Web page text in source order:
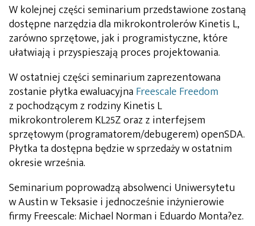
W kolejnej części seminarium przedstawione zostaną
dostępne narzędzia dla mikrokontrolerów Kinetis L,
zarówno sprzętowe, jak i programistyczne, które
ułatwiają i przyspieszają proces projektowania.
W ostatniej części seminarium zaprezentowana
zostanie płytka ewaluacyjna Freescale Freedom
z pochodzącym z rodziny Kinetis L
mikrokontrolerem KL25Z oraz z interfejsem
sprzętowym (programatorem/debugerem) openSDA.
Płytka ta dostępna będzie w sprzedaży w ostatnim
okresie września.
Seminarium poprowadzą absolwenci Uniwersytetu
w Austin w Teksasie i jednocześnie inżynierowie
firmy Freescale: Michael Norman i Eduardo Monta?ez.